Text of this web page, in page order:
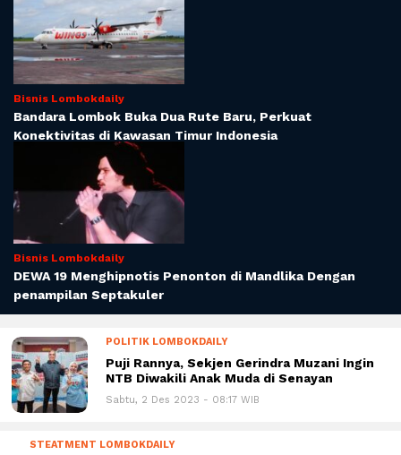
Bisnis Lombokdaily
Bandara Lombok Buka Dua Rute Baru, Perkuat
Konektivitas di Kawasan Timur Indonesia
Bisnis Lombokdaily
DEWA 19 Menghipnotis Penonton di Mandlika Dengan
penampilan Septakuler
POLITIK LOMBOKDAILY
Puji Rannya, Sekjen Gerindra Muzani Ingin
NTB Diwakili Anak Muda di Senayan
Sabtu, 2 Des 2023 - 08:17 WIB
STEATMENT LOMBOKDAILY